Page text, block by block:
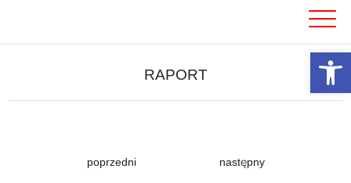
RAPORT
poprzedni następny